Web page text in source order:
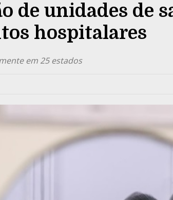
de unidades de
hospitalares
em 25 estados